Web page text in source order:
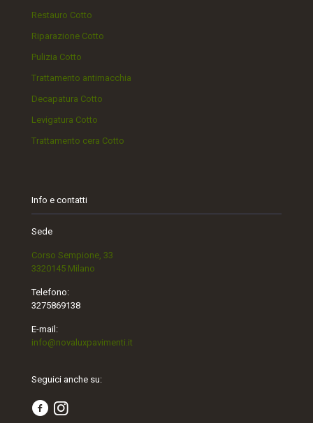
Restauro Cotto
Riparazione Cotto
Pulizia Cotto
Trattamento antimacchia
Decapatura Cotto
Levigatura Cotto
Trattamento cera Cotto
Info e contatti
Sede
Corso Sempione, 33
3320145 Milano
Telefono:
3275869138
E-mail:
info@novaluxpavimenti.it
Seguici anche su: